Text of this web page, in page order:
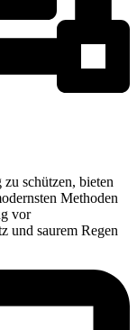
schützen, bieten
Methoden
vor
und saurem Regen